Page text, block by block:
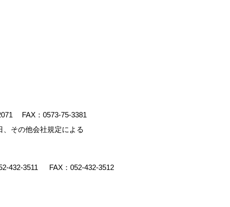
FAX：0573-75-3381
、その他会社規定による
432-3511 FAX：052-432-3512